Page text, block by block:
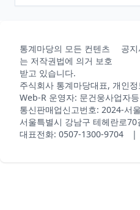
통계마당의 모든 컨텐츠
는 저작권법에 의거 보호
받고 있습니다.
공
주식회사 통계마당대표, 개인
Web-R 운영자: 문건웅사업자
통신판매업신고번호: 2024-서
서울특별시 강남구 테헤란로
대표전화: 0507-1300-9704